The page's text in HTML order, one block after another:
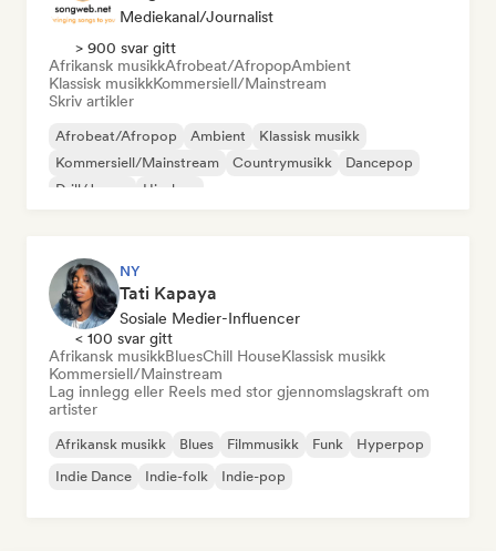
Mediekanal/journalist
> 900 svar gitt
Afrikansk musikkAfrobeat/AfropopAmbient
Klassisk musikkKommersiell/Mainstream
Skriv artikler
Afrobeat/Afropop Ambient
Klassisk musikk
Kommersiell/Mainstream
Countrymusikk
Dancepop
Drill/Jersey
Hip-hop
NY
Tati Kapaya
Sosiale Medier-Influencer
< 100 svar gitt
Afrikansk musikkBluesChill HouseKlassisk musikk
Kommersiell/Mainstream
Lag innlegg eller Reels med stor gjennomslagskraft om
artister
Afrikansk musikk Blues Filmmusikk Funk
Hyperpop
Indie Dance
Indie-folk Indie-pop